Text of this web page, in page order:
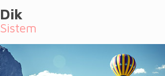
Dik
Sistem